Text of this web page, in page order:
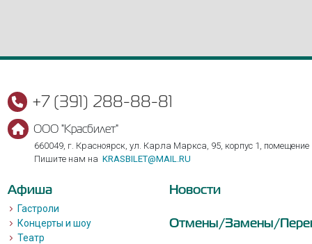
+7 (391) 288-88-81
ООО "Красбилет"
660049, г. Красноярск, ул. Карла Маркса, 95, корпус 1, помещение
Пишите нам на KRASBILET@MAIL.RU
Афиша
Гастроли
Концерты и шоу
Театр
Новости
Отмены/Замены/